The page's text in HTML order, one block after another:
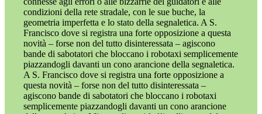
condizioni della rete stradale, con le sue buche, la
geometria imperfetta e lo stato della segnaletica. A S.
Francisco dove si registra una forte opposizione a questa
novità – forse non del tutto disinteressata – agiscono
bande di sabotatori che bloccano i robotaxi semplicemente
piazzandogli davanti un cono arancione della segnaletica.
A S. Francisco dove si registra una forte opposizione a
questa novità – forse non del tutto disinteressata –
agiscono bande di sabotatori che bloccano i robotaxi
semplicemente piazzandogli davanti un cono arancione